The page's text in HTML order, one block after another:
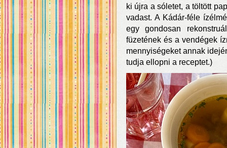
ki újra a sóletet, a töltött
vadast. A Kádár-féle
egy gondosan
füzetének és a vendégek
mennyiségeket annak
tudja ellopni a receptet.)